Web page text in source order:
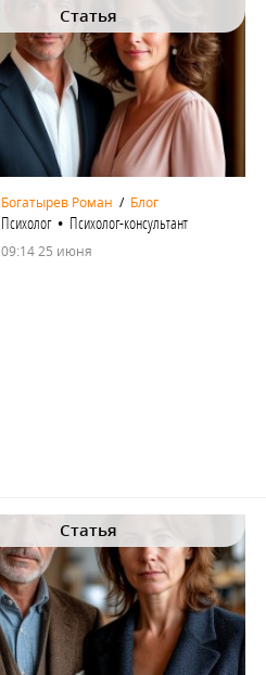
Статья
Богатырев Роман / Блог
Психолог • Психолог-консультант
09:14 25 июня
Статья